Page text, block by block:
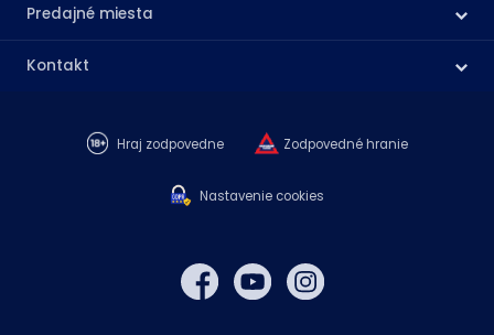
Predajné miesta
Kontakt
Hraj zodpovedne Zodpovedné hranie
Nastavenie cookies